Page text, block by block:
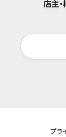
店主
プラ